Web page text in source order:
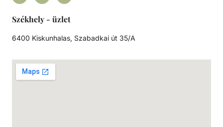
Székhely - üzlet
6400 Kiskunhalas, Szabadkai út 35/A